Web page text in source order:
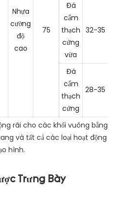
Nhựa
cường
độ
cao
75
Đá
cẩm
thạch
cứng
vừa
32-35
Đá
cẩm
thạch
cứng
28-35
rãi cho các khối vuông bằng
và tất cả các loại hoạt động
hình.
Trưng Bày